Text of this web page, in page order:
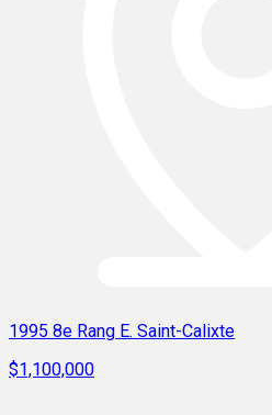
1995 8e Rang E. Saint-Calixte
$1,100,000